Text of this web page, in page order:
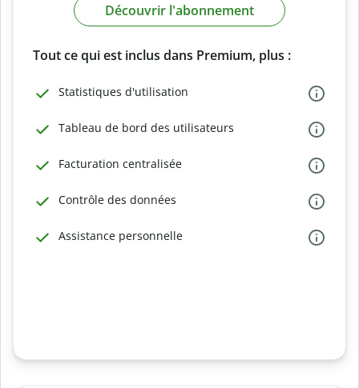
Découvrir l'abonnement
Tout ce qui est inclus dans Premium, plus :
Statistiques d'utilisation
Tableau de bord des utilisateurs
Facturation centralisée
Contrôle des données
Assistance personnelle